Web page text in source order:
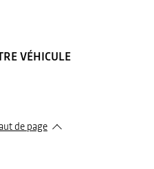
VÉHICULE
de page​